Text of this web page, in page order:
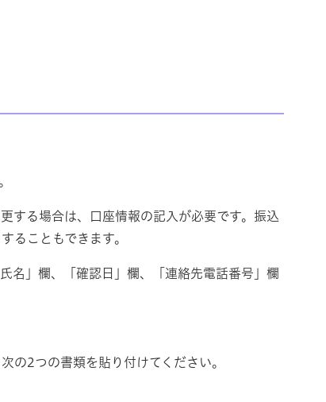
する場合は、口座情報の記入が必要です。振込
ることもできます。
名」欄、「確認日」欄、「連絡先電話番号」欄
の2つの書類を貼り付けてください。